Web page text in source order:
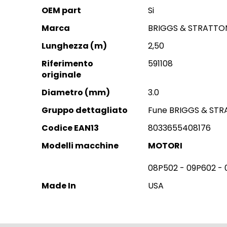
Information
OEM part
Si
Marca
BRIGGS &
Lunghezza (m)
2,50
Riferimento
originale
591108
Diametro (mm)
3.0
Gruppo dettagliato
Fune BRIGGS &
Codice EAN13
8033655408176
Modelli macchine
MOTORI
08P502 - 09P602 -
Made In
USA